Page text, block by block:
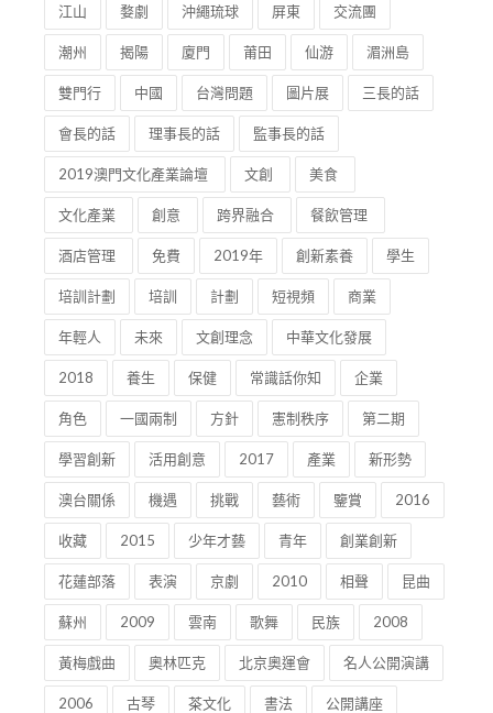
江山 婺劇 沖繩琉球 屏東 交流團
潮州 揭陽 廈門 莆田 仙游 湄洲島
雙門行 中國 台灣問題 圖片展 三長的話
會長的話 理事長的話 監事長的話
2019澳門文化產業論壇 文創 美食
文化產業 創意 跨界融合 餐飲管理
酒店管理 免費 2019年 創新素養 學生
培訓計劃 培訓 計劃 短視頻 商業
年輕人 未來 文創理念 中華文化發展
2018 養生 保健 常識話你知 企業
角色 一國兩制 方針 憲制秩序 第二期
學習創新 活用創意 2017 產業 新形勢
澳台關係 機遇 挑戰 藝術 鑒賞 2016
收藏 2015 少年才藝 青年 創業創新
花蓮部落 表演 京劇 2010 相聲 昆曲
蘇州 2009 雲南 歌舞 民族 2008
黃梅戲曲 奧林匹克 北京奧運會 名人公開演講
2006 古琴 茶文化 書法 公開講座